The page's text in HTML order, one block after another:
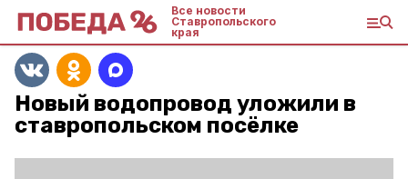
Все новости
Ставропольского
края
Новый водопровод уложили в
ставропольском посёлке